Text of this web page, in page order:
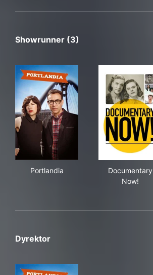
Showrunner (3)
Portlandia
Documentary
Now!
Dyrektor